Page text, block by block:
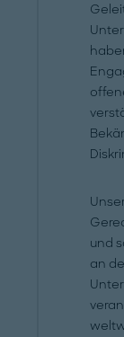
und
an